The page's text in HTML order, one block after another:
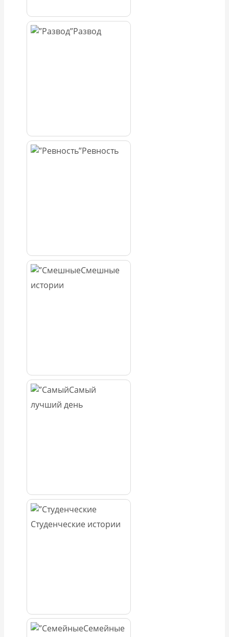
Развод
Ревность
Смешные
истории
Самый
лучший день
Студенческие истории
Семейные